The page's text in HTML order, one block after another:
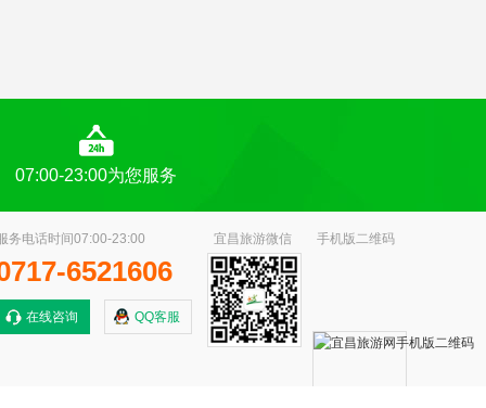
07:00-23:00为您服务
宜昌旅游微信 手机版二维码
务电话时间07:00-23:00
6521606
在线咨询 QQ客服